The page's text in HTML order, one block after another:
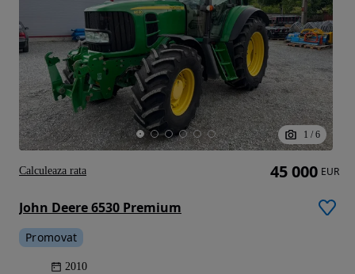
1 / 6
John Deere 6530 Premium
Promovat
2010
45 000 EUR
Calculeaza rata